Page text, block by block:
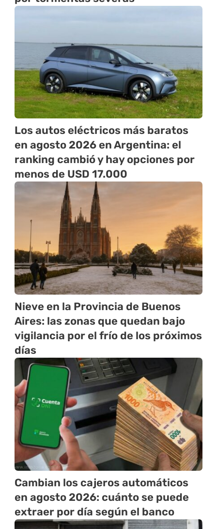
Los autos eléctricos más baratos
en agosto 2026 en Argentina: el
ranking cambió y hay opciones por
menos de USD 17.000
Nieve en la Provincia de Buenos
Aires: las zonas que quedan bajo
vigilancia por el frío de los próximos
días
Cambian los cajeros automáticos
en agosto 2026: cuánto se puede
extraer por día según el banco